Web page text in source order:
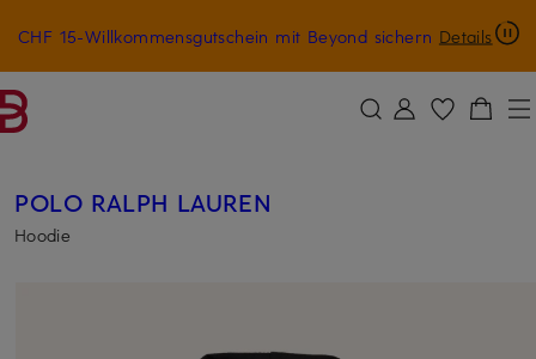
ZUM HAUPTINHALT ÜBERSPRINGEN ZUM SUCHFELD ÜBERSPRINGEN
CHF 15-Willkommensgutschein mit Beyond sichern Details
POLO RALPH LAUREN
Hoodie